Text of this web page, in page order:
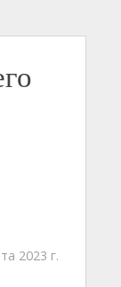
2023 г.